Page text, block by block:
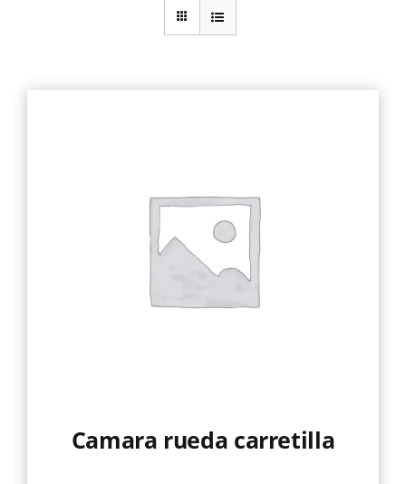
Camara rueda carretilla